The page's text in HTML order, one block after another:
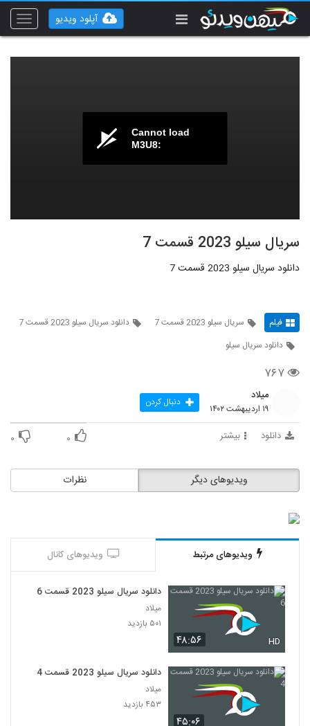
Toggle
آپلود ویدیو
Cannot load
M3U8:
سریال سیلو 2023 قسمت 7
دانلود سریال سیلو 2023 قسمت 7
فیلم سریال سیلو 2023 قسمت 7
دانلود سریال سیلو 2023 قسمت 7
دانلود سریال سیلو
۷۶۷
میلاد
۱۹ اردیبهشت ۱۴۰۲ دنبال کردن
دانلود بیشتر ۰ ۰
نظرات ویدیوهای دیگر
ویدیوهای مرتبط ویدیوهای کانال
۴۸:۵۶ HD
دانلود سریال سیلو 2023 قسمت 6
میلاد
۵۰۱ بازدید
۴۵:۰۶
دانلود سریال سیلو 2023 قسمت 4
میلاد
۴۵۳ بازدید